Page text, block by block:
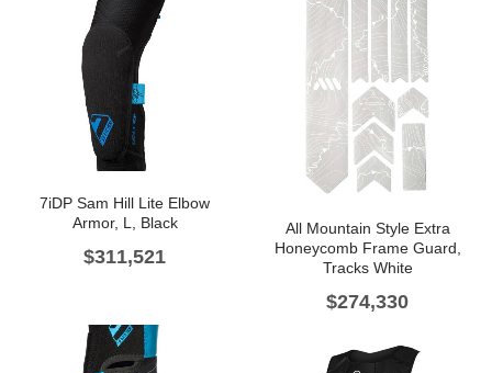
7iDP Sam Hill Lite Elbow
Armor, L, Black
$311,521
All Mountain Style Extra
Honeycomb Frame Guard,
Tracks White
$274,330